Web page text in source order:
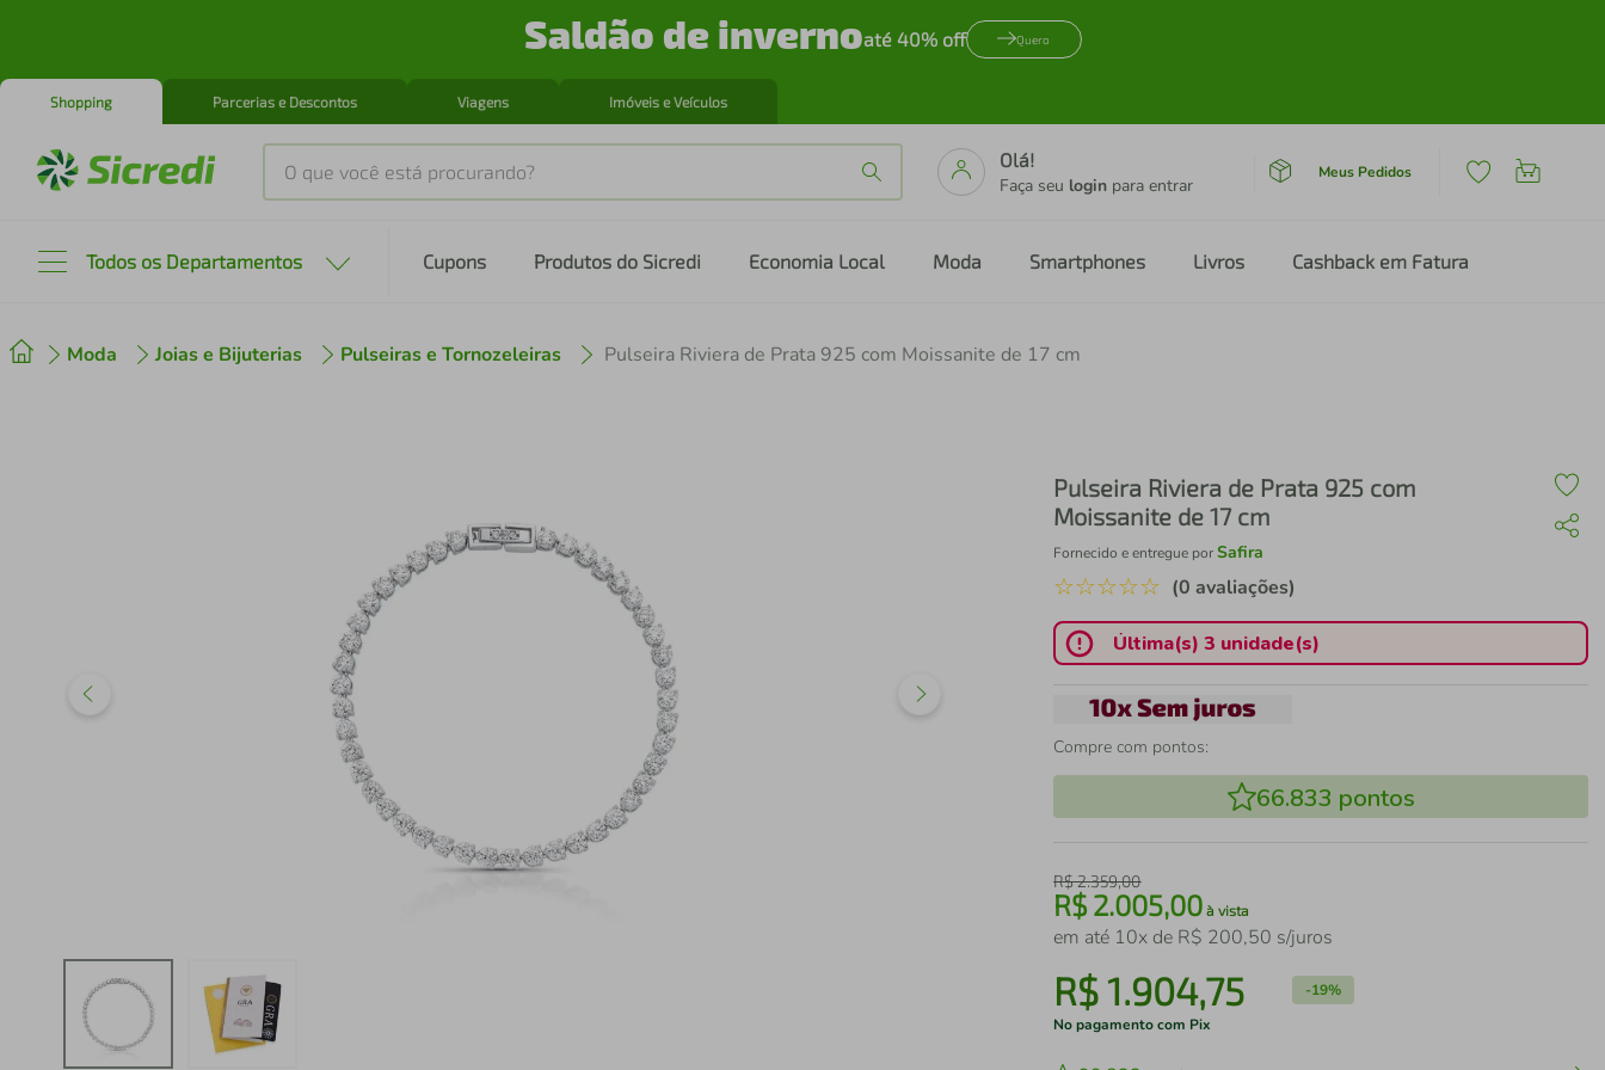
Saldão de invernoaté 40% off Quero
Shopping Parcerias e Descontos Viagens Imóveis e Veículos
O que você está procurando?
Olá!
Faça seu login para entrar
Meus Pedidos
Todos os Departamentos Cupons Produtos do Sicredi Economia Local Moda Smartphones Livros Cashback em Fatura
Moda Joias e Bijuterias Pulseiras e Tornozeleiras Pulseira Riviera de Prata 925 com Moissanite de 17 cm
Pulseira Riviera de Prata 925 com
Moissanite de 17 cm
Fornecido e entregue porSafira
☆☆☆☆☆ (0 avaliações)
Última(s) 3 unidade(s)
Compre com pontos:
66.833 pontos
R$2.359,00
R$2.005,00 à vista
em até 10x de R$ 200,50 s/juros
R$1.904,75 -19%
No pagamento com Pix
2º cafeteira